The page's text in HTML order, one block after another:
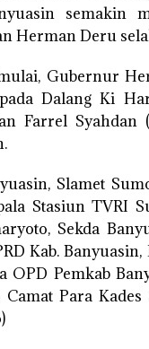
semakin
Herman Deru
Gubernur
Dalang Ki
Farrel Syahdan
Slamet
Stasiun TVRI
Sekda
Kab.
Pemkab
Para